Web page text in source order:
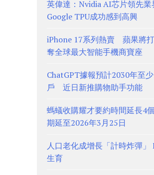
英偉達：Nvidia AI芯片領先
Google TPU成功感到高興
iPhone 17系列熱賣 蘋果將
奪全球最大智能手機商寶座
ChatGPT據報預計2030年至
戶 近日新推購物助手功能
螞蟻收購耀才要約時間延長4
期延至2026年3月25日
人口老化成增長「計時炸彈」
生育